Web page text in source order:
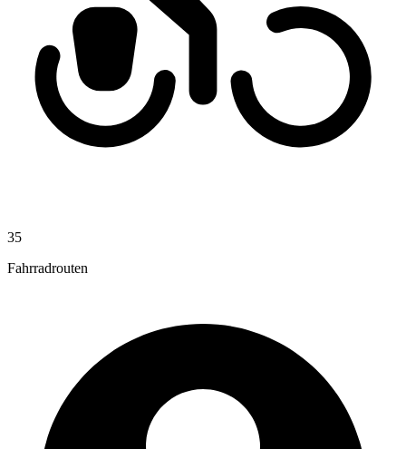
35
Fahrradrouten